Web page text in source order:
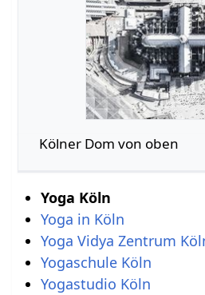
Kölner Dom von oben
Yoga Köln
Yoga in Köln
Yoga Vidya Zentrum
Yogaschule Köln
Yogastudio Köln